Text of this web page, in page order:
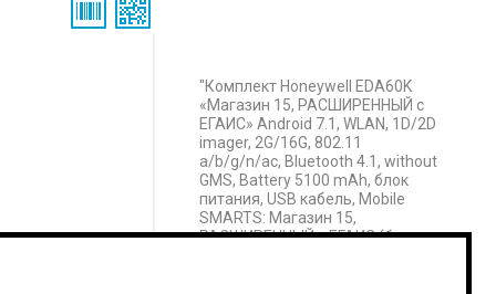
"Комплект Honeywell EDA60K
«Магазин 15, РАСШИРЕННЫЙ с
ЕГАИС» Android 7.1, WLAN, 1D/2D
imager, 2G/16G, 802.11
a/b/g/n/ac, Bluetooth 4.1, without
GMS, Battery 5100 mAh, блок
питания, USB кабель, Mobile
SMARTS: Магазин 15,
РАСШИРЕННЫЙ с ЕГАИС (без